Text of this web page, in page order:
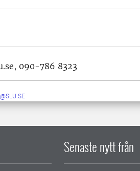
090-786 8323
Senaste nytt från